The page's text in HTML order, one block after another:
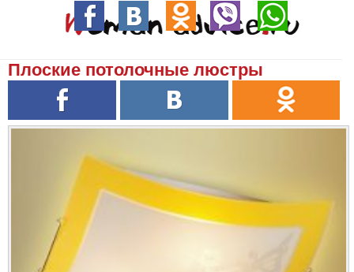
Плоские потолочные люстры